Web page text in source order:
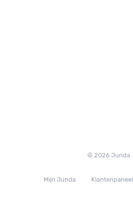
© 2026 Junda
Mijn Junda Klantenpaneel